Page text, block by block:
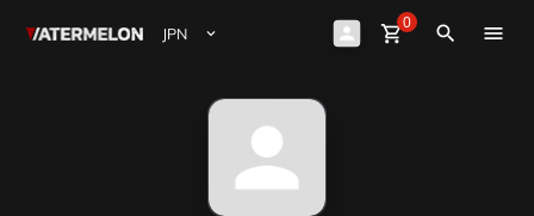
shopping_cart0 close
Watermelon Sign Up search